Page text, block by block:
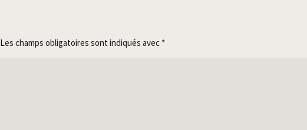
Les champs obligatoires sont indiqués avec *